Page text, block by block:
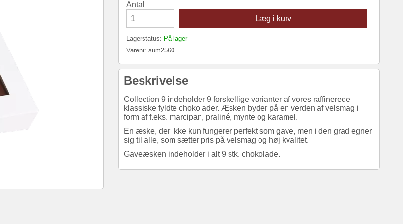
Antal
Læg i kurv
Lagerstatus: På lager
Varenr: sum2560
Beskrivelse
Collection 9 indeholder 9 forskellige varianter af vores raffinerede
klassiske fyldte chokolader. Æsken byder på en verden af velsmag i
form af f.eks. marcipan, praliné, mynte og karamel.
En æske, der ikke kun fungerer perfekt som gave, men i den grad egner
sig til alle, som sætter pris på velsmag og høj kvalitet.
Gaveæsken indeholder i alt 9 stk. chokolade.